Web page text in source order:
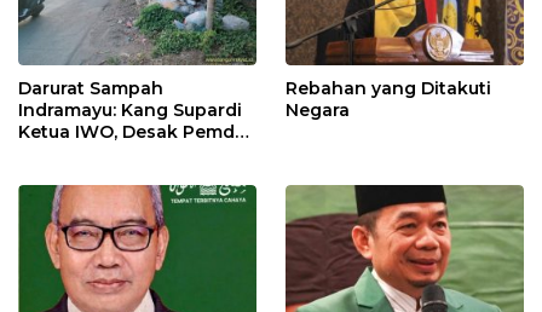
Darurat Sampah
Indramayu: Kang Supardi
Ketua IWO, Desak Pemda
Sampah Liar!
Rebahan yang Ditakuti
Negara